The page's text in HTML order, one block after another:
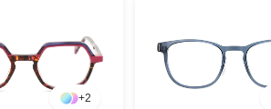
+2